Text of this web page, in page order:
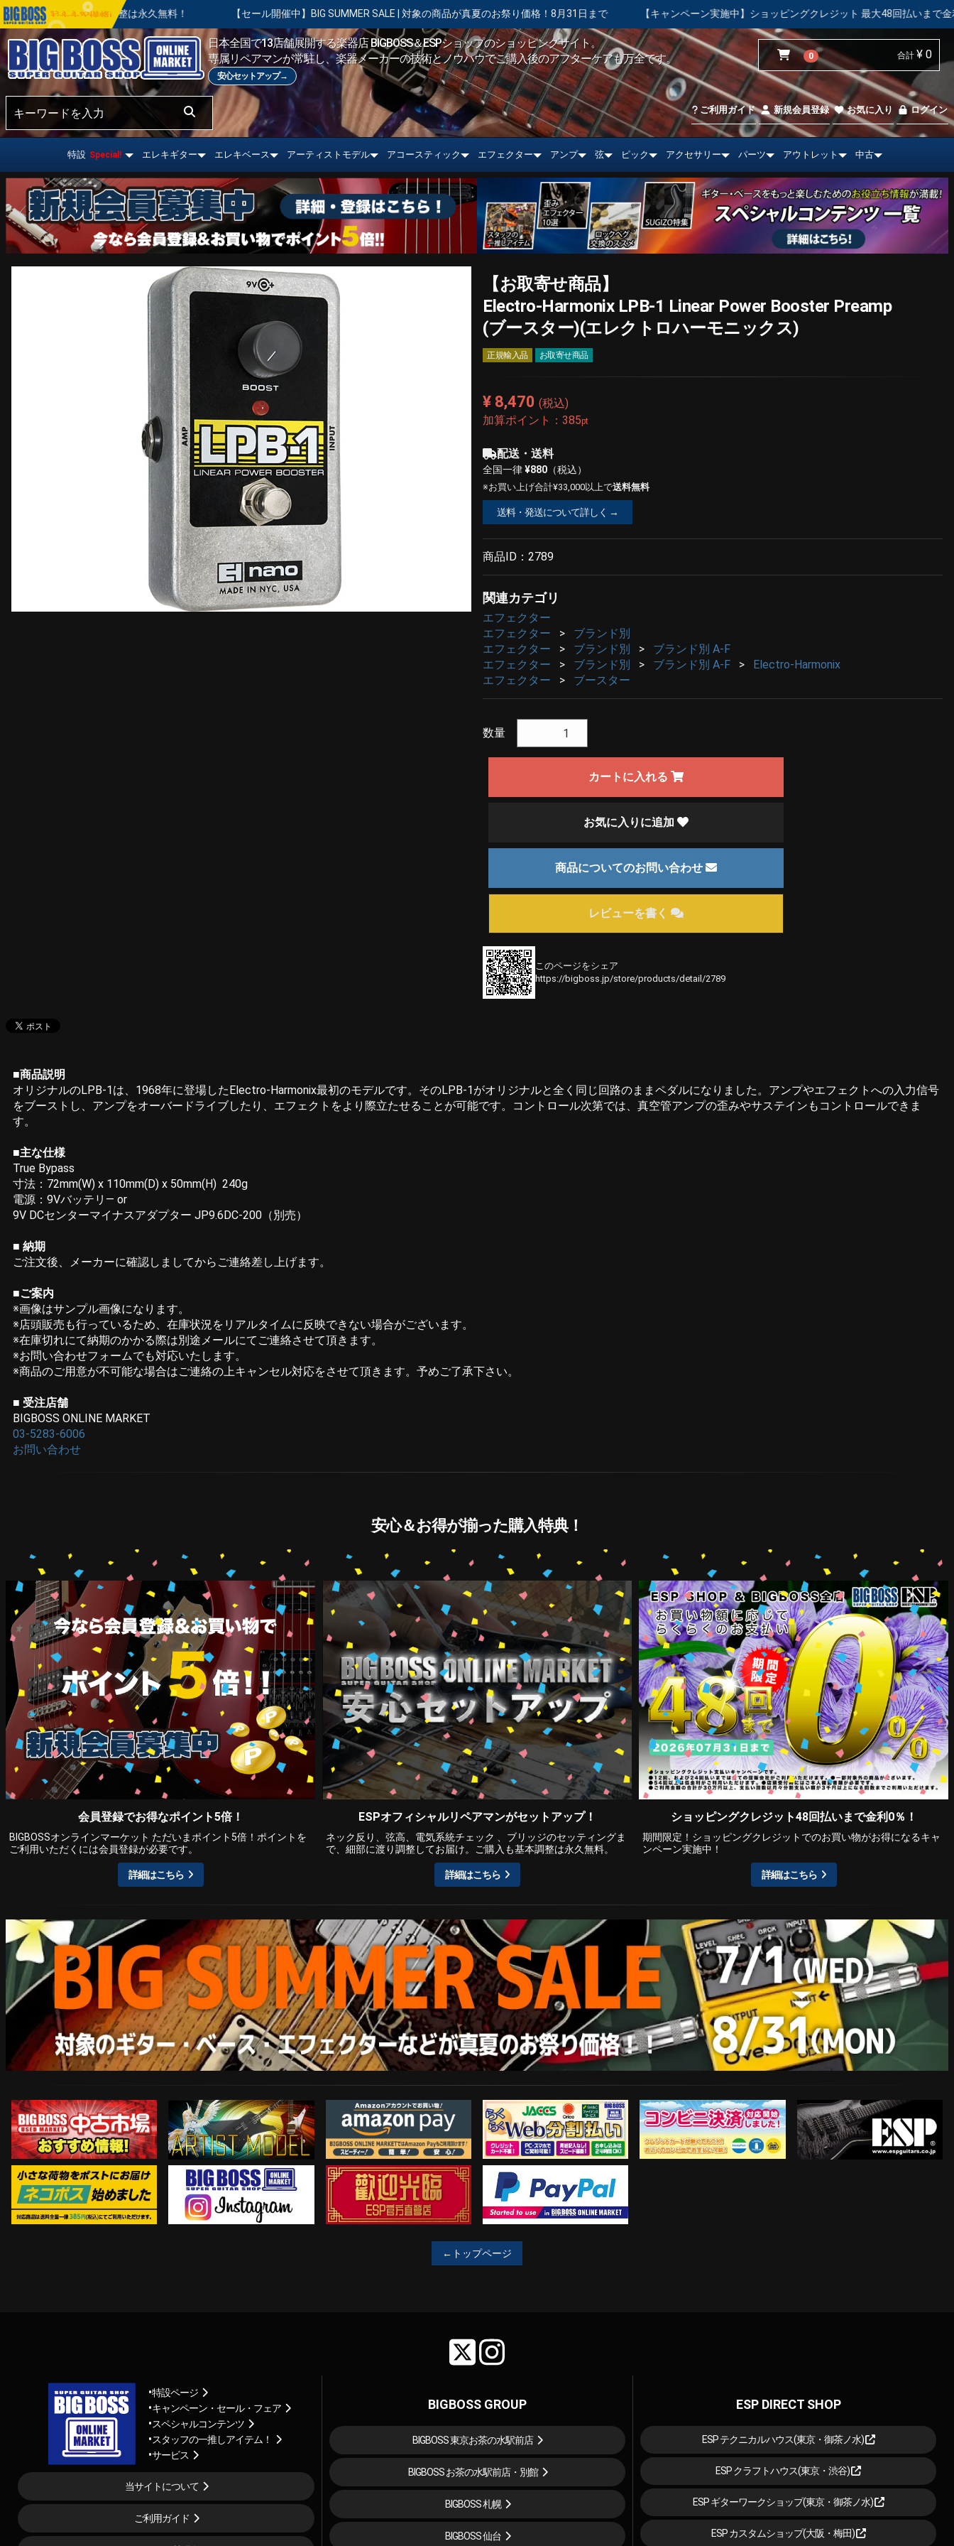
は永久無料！ 【セール開催中】BIG SUMMER SALE | 対象の商品が真夏のお祭り価格！8月31日まで 【キャンペーン実施中】ショッピングクレジット 最大48回払いまで金利手数料無料！ 【
おすすめ情報!
日本全国で13店舗展開する楽器店 BIGBOSS＆ESPショップのショッピングサイト。
専属リペアマンが常駐し、楽器メーカーの技術とノウハウでご購入後のアフターケアも万全です。
安心セットアップ→
0 合計 ¥ 0
ご利用ガイド 新規会員登録 お気に入り ログイン
特設 Special! エレキギター エレキベース アーティストモデル アコースティック エフェクター アンプ 弦 ピック アクセサリー パーツ アウトレット 中古
【お取寄せ商品】
Electro-Harmonix LPB-1 Linear Power Booster Preamp
(ブースター)(エレクトロハーモニックス)
正規輸入品 お取寄せ商品
¥ 8,470 (税込)
加算ポイント： 385pt
配送・送料
全国一律¥880 （税込）
※お買い上げ合計¥33,000以上で送料無料
送料・発送について詳しく →
商品ID： 2789
関連カテゴリ
エフェクター
エフェクター
ブランド別
エフェクター
ブランド別
ブランド別 A-F
エフェクター
ブランド別 ブランド別 A-F
Electro-Harmonix
エフェクター
ブースター
数量
カートに入れる
お気に入りに追加
商品についてのお問い合わせ
レビューを書く
このページをシェア
https://bigboss.jp/store/products/detail/2789
■商品説明
オリジナルのLPB-1は、1968年に登場したElectro-Harmonix最初のモデルです。そのLPB-1がオリジナルと全く同じ回路のままペダルになりました。アンプやエフェクトへの入力信号
をブーストし、アンプをオーバードライブしたり、エフェクトをより際立たせることが可能です。コントロール次第では、真空管アンプの歪みやサステインもコントロールできま
す。
■主な仕様
True Bypass
寸法：72mm(W) x 110mm(D) x 50mm(H) 240g
電源：9Vバッテリ― or
9V DCセンターマイナスアダプター JP9.6DC-200（別売）
■ 納期
ご注文後、メーカーに確認しましてからご連絡差し上げます。
■ご案内
※画像はサンプル画像になります。
※店頭販売も行っているため、在庫状況をリアルタイムに反映できない場合がございます。
※在庫切れにて納期のかかる際は別途メールにてご連絡させて頂きます。
※お問い合わせフォームでも対応いたします。
※商品のご用意が不可能な場合はご連絡の上キャンセル対応をさせて頂きます。予めご了承下さい。
■ 受注店舗
BIGBOSS ONLINE MARKET
03-5283-6006
お問い合わせ
安心＆お得が揃った購入特典！
会員登録でお得なポイント5倍！
BIGBOSSオンラインマーケット ただいまポイント5倍！ポイントを
ご利用いただくには会員登録が必要です。
詳細はこちら
ESPオフィシャルリペアマンがセットアップ！
ネック反り、弦高、電気系統チェック 、ブリッジのセッティングま
で、細部に渡り調整してお届け。ご購入も基本調整は永久無料。
詳細はこちら
ショッピングクレジット48回払いまで金利0％！
期間限定！ショッピングクレジットでのお買い物がお得になるキャ
ンペーン実施中！
詳細はこちら
中古市場おすすめ情報!! ARTIST MODEL Amazon Pay らくらくWeb分割払い コンビニ決済対応開始！ ESP Guitars
ネコポス対象商品はコチラ Instagram 歓迎工臨 PayPal決済がご利用可能！
←トップページ
特設ページ
キャンペーン・セール・フェア
スペシャルコンテンツ
スタッフの一推しアイテム！
サービス
当サイトについて
ご利用ガイド
BIGBOSS GROUP
BIGBOSS 東京お茶の水駅前店
BIGBOSS お茶の水駅前店・別館
BIGBOSS 札幌
BIGBOSS 仙台
ESP DIRECT SHOP
ESP テクニカルハウス(東京・御茶ノ水)
ESP クラフトハウス(東京・渋谷)
ESP ギターワークショップ(東京・御茶ノ水)
ESP カスタムショップ(大阪・梅田)